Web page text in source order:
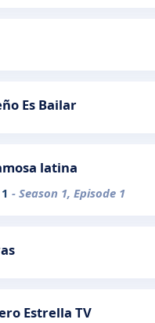
Es Bailar
latina
- Season 1, Episode 1
Estrella TV